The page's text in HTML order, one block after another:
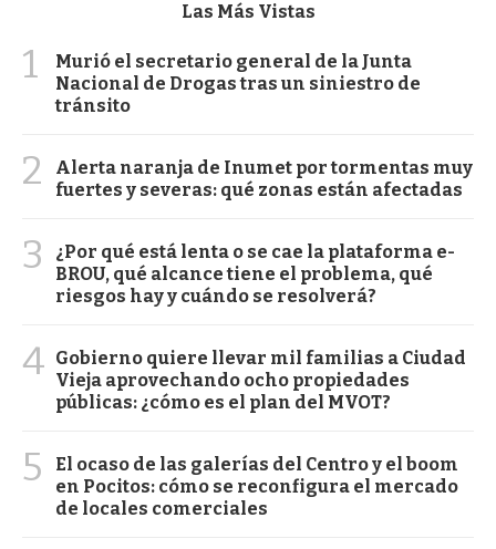
Las Más Vistas
1
Murió el secretario general de la Junta
Nacional de Drogas tras un siniestro de
tránsito
2
Alerta naranja de Inumet por tormentas muy
fuertes y severas: qué zonas están afectadas
3
¿Por qué está lenta o se cae la plataforma e-
BROU, qué alcance tiene el problema, qué
riesgos hay y cuándo se resolverá?
4 Gobierno quiere llevar mil familias a Ciudad
Vieja aprovechando ocho propiedades
públicas: ¿cómo es el plan del MVOT?
5
El ocaso de las galerías del Centro y el boom
en Pocitos: cómo se reconfigura el mercado
de locales comerciales